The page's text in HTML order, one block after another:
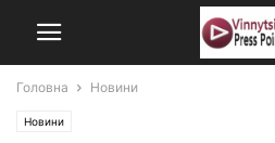
Головна Новини
Новини